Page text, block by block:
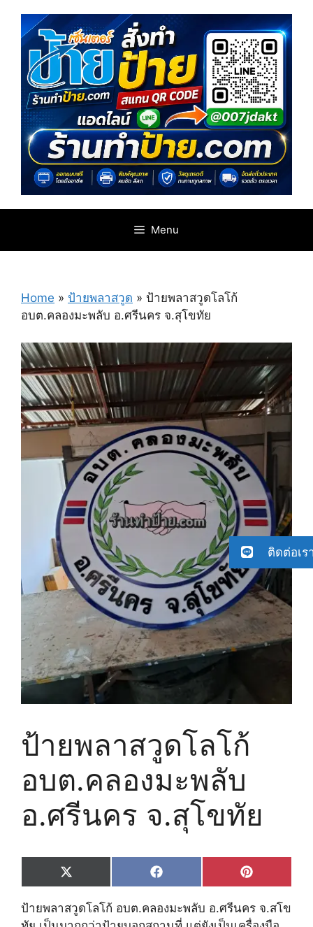
content
Menu
Home » ป้ายพลาสวูด » ป้ายพลาสวูดโลโก้
อบต.คลองมะพลับ อ.ศรีนคร จ.สุโขทัย
ป้ายพลาสวูดโลโก้
อบต.คลองมะพลับ
อ.ศรีนคร จ.สุโขทัย
Share
on
X
(
w
Share
on
F
a
e
Share
on
P
i
t
ป้ายพลาสวูดโลโก้ อบต.คลองมะพลับ อ.ศรีนคร จ.สโข
ติดต่อเร